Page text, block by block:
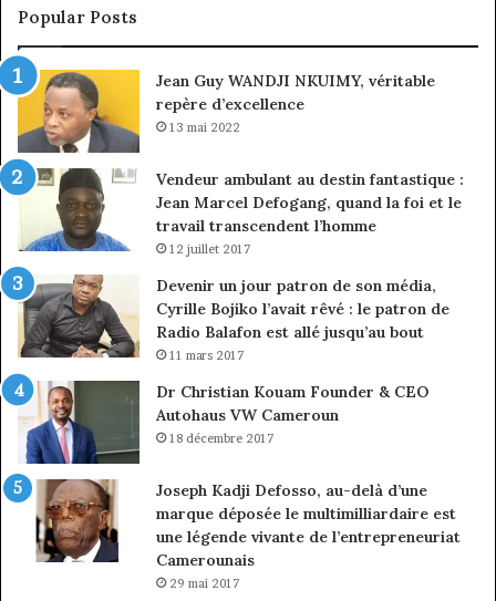
sous
Popular Posts
Jean Guy WANDJI NKUIMY, véritable
repère d’excellence
13 mai 2022
Vendeur ambulant au destin fantastique :
Jean Marcel Defogang, quand la foi et le
travail transcendent l’homme
12 juillet 2017
Devenir un jour patron de son média,
Cyrille Bojiko l’avait rêvé : le patron de
Radio Balafon est allé jusqu’au bout
11 mars 2017
Dr Christian Kouam Founder & CEO
Autohaus VW Cameroun
18 décembre 2017
Joseph Kadji Defosso, au-delà d’une
marque déposée le multimilliardaire est
une légende vivante de l’entrepreneuriat
Camerounais
29 mai 2017